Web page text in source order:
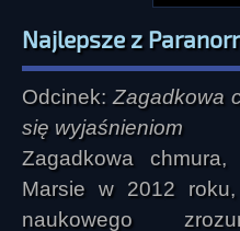
Najlepsze z
Odcinek: Zagadkowa
się wyjaśnieniom
Zagadkowa
Marsie w 2012
naukowego